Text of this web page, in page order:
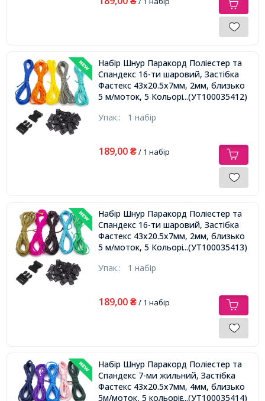
Набір Шнур Паракорд Поліестер та
Спандекс 16-ти шаровий, Застібка
Фастекс 43х20.5х7мм, 2мм, близько
5 м/моток, 5 Кольорів/Набір,...(УТ100035412)
Упак.: 1 набір
189,00 ₴/ 1 набір
Набір Шнур Паракорд Поліестер та
Спандекс 16-ти шаровий, Застібка
Фастекс 43х20.5х7мм, 2мм, близько
5 м/моток, 5 Кольорів/Набір,...(УТ100035413)
Упак.: 1 набір
189,00 ₴/ 1 набір
Набір Шнур Паракорд Поліестер та
Спандекс 7-ми жильний, Застібка
Фастекс 43х20.5х7мм, 4мм, близько
5м/моток, 5 кольорів/набір,...(УТ100035414)